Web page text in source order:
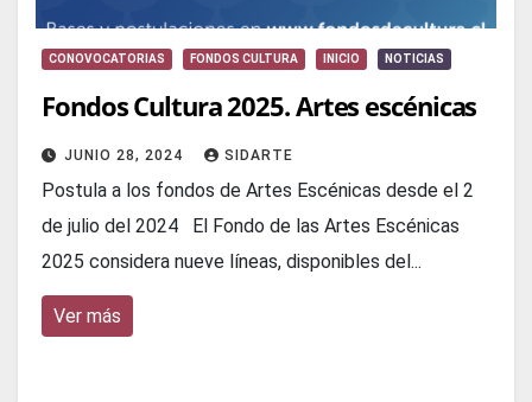
CONOVOCATORIAS FONDOS CULTURA INICIO NOTICIAS
Fondos Cultura 2025. Artes escénicas
JUNIO 28, 2024 SIDARTE
Postula a los fondos de Artes Escénicas desde el 2
de julio del 2024 El Fondo de las Artes Escénicas
2025 considera nueve líneas, disponibles del...
Ver más